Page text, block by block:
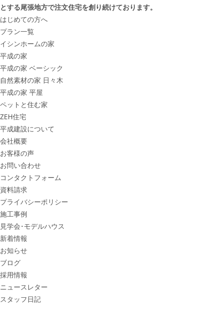
とする尾張地方で注文住宅を創り続けております。
はじめての方へ
プラン一覧
イシンホームの家
平成の家
平成の家 ベーシック
自然素材の家 日々木
平成の家 平屋
ペットと住む家
ZEH住宅
平成建設について
会社概要
お客様の声
お問い合わせ
コンタクトフォーム
資料請求
プライバシーポリシー
施工事例
見学会･モデルハウス
新着情報
お知らせ
ブログ
採用情報
ニュースレター
スタッフ日記